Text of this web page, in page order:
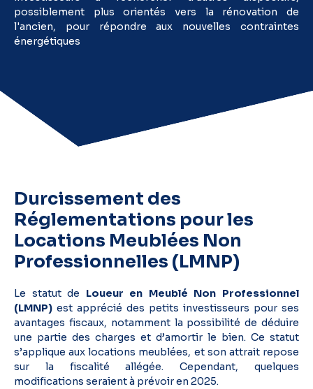
possiblement plus orientés vers la rénovation de
l'ancien, pour répondre aux nouvelles contraintes
énergétiques​
Durcissement des
Réglementations pour les
Locations Meublées Non
Professionnelles (LMNP)
Le statut de Loueur en Meublé Non Professionnel
(LMNP) est apprécié des petits investisseurs pour ses
avantages fiscaux, notamment la possibilité de déduire
une partie des charges et d’amortir le bien. Ce statut
s’applique aux locations meublées, et son attrait repose
sur la fiscalité allégée. Cependant, quelques
modifications seraient à prévoir en 2025.